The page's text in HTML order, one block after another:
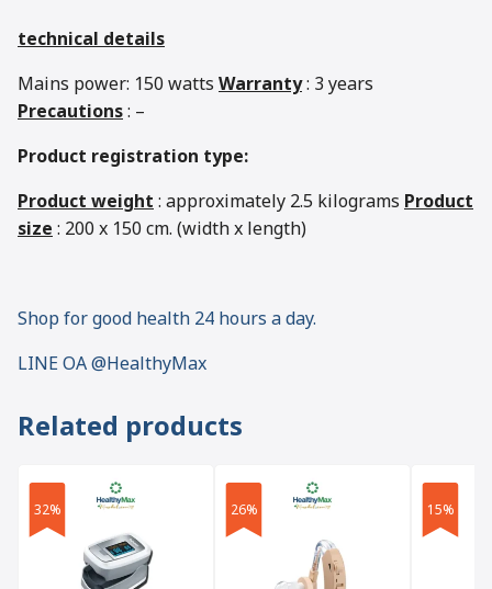
technical details
Mains power: 150 watts Warranty: 3 years
Precautions: –
Product registration type:
Product weight : approximately 2.5 kilograms Product
size : 200 x 150 cm. (width x length)
Shop for good health 24 hours a day.
LINE OA @HealthyMax
Related products
32% 26% 15%